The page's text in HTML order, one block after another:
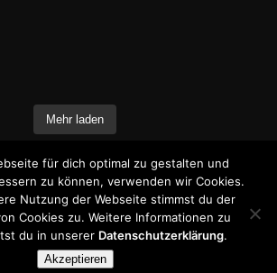
Mehr laden
aufInstagram
2018-2026 - www.du-bist-
wundervoll.com
für dich optimal zu gestalten und
zu können, verwenden wir Cookies.
Nutzung der Webseite stimmst du der
Cookies zu. Weitere Informationen zu
du in unserer Datenschutzerklärung.
Akzeptieren